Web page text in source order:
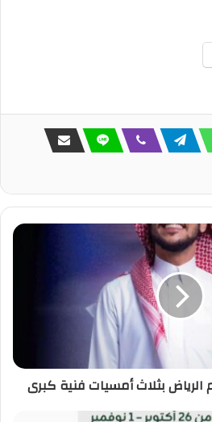
بثلاث أمسيات فنية كبرى